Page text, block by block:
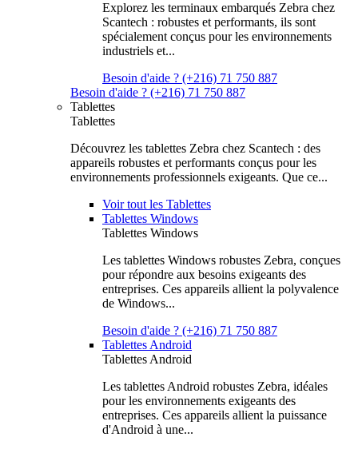
Explorez les terminaux embarqués Zebra chez
Scantech : robustes et performants, ils sont
spécialement conçus pour les environnements
industriels et...
Besoin d'aide ? (+216) 71 750 887
Besoin d'aide ? (+216) 71 750 887
Tablettes
Tablettes
Découvrez les tablettes Zebra chez Scantech : des
appareils robustes et performants conçus pour les
environnements professionnels exigeants. Que ce...
Voir tout les Tablettes
Tablettes Windows
Tablettes Windows
Les tablettes Windows robustes Zebra, conçues
pour répondre aux besoins exigeants des
entreprises. Ces appareils allient la polyvalence
de Windows...
Besoin d'aide ? (+216) 71 750 887
Tablettes Android
Tablettes Android
Les tablettes Android robustes Zebra, idéales
pour les environnements exigeants des
entreprises. Ces appareils allient la puissance
d'Android à une...